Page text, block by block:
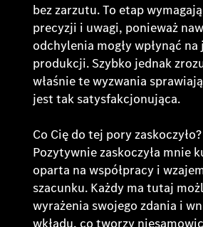
bez zarzutu. To etap
precyzji i uwagi, ponieważ
odchylenia mogły wpłynąć na
produkcji. Szybko jednak
właśnie te wyzwania
jest tak satysfakcjonująca.
Co Cię do tej pory zaskoczyło?
Pozytywnie zaskoczyła mnie
oparta na współpracy i
szacunku. Każdy ma tutaj
wyrażenia swojego zdania i
wkładu, co tworzy